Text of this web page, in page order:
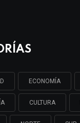
ECONOMÍA
CULTURA